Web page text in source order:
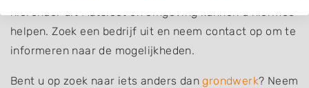
hieronder uit Matsloot en omgeving kunnen u hiermee
helpen. Zoek een bedrijf uit en neem contact op om te
informeren naar de mogelijkheden.
Bent u op zoek naar iets anders dangrondwerk? Neem